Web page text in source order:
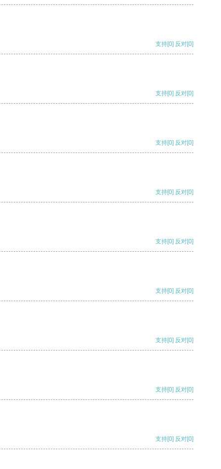
支持[0] 反对[0]
支持[0] 反对[0]
支持[0] 反对[0]
支持[0] 反对[0]
支持[0] 反对[0]
支持[0] 反对[0]
支持[0] 反对[0]
支持[0] 反对[0]
支持[0] 反对[0]